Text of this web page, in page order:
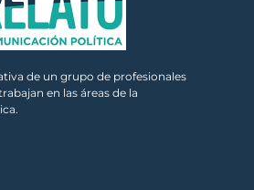
de un grupo de profesionales
en las áreas de la